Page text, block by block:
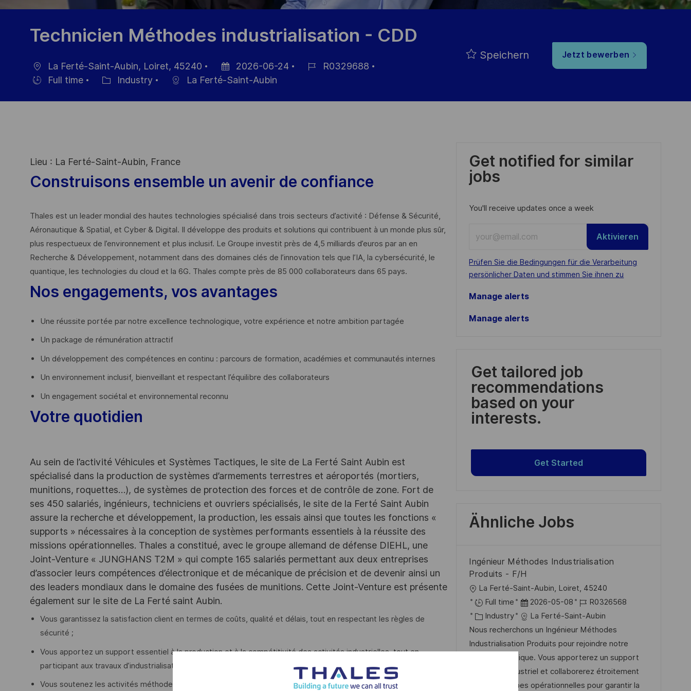
Technicien Méthodes industrialisation - CDD
Ort
La Ferté-Saint-Aubin, Loiret, 45240
Datum
Veröffentlichung
2026-06-24
R0329688
Full time
Industry La Ferté-Saint-Aubin
Speichern Jetzt bewerben
Lieu : La Ferté-Saint-Aubin, France
Construisons ensemble un avenir de confiance
Thales est un leader mondial des hautes technologies spécialisé dans trois secteurs d’activité : Défense & Sécurité,
Aéronautique & Spatial, et Cyber & Digital. Il développe des produits et solutions qui contribuent à un monde plus sûr,
plus respectueux de l’environnement et plus inclusif. Le Groupe investit près de 4,5 milliards d’euros par an en
Recherche & Développement, notamment dans des domaines clés de l’innovation tels que l’IA, la cybersécurité, le
quantique, les technologies du cloud et la 6G. Thales compte près de 85 000 collaborateurs dans 65 pays. ​
Nos engagements, vos avantages
Une réussite portée par notre excellence technologique, votre expérience et notre ambition partagée
Un package de rémunération attractif
Un développement des compétences en continu : parcours de formation, académies et communautés internes
Un environnement inclusif, bienveillant et respectant l’équilibre des collaborateurs
Un engagement sociétal et environnemental reconnu
Votre quotidien
Au sein de l’activité Véhicules et Systèmes Tactiques, le site de La Ferté Saint Aubin est
spécialisé dans la production de systèmes d’armements terrestres et aéroportés (mortiers,
munitions, roquettes…), de systèmes de protection des forces et de contrôle de zone. Fort de
ses 450 salariés, ingénieurs, techniciens et ouvriers spécialisés, le site de la Ferté Saint Aubin
assure la recherche et développement, la production, les essais ainsi que toutes les fonctions «
supports » nécessaires à la conception de systèmes performants essentiels à la réussite des
missions opérationnelles. Thales a constitué, avec le groupe allemand de défense DIEHL, une
Joint-Venture « JUNGHANS T2M » qui compte 165 salariés permettant aux deux entreprises
d’associer leurs compétences d’électronique et de mécanique de précision et de devenir ainsi un
des leaders mondiaux dans le domaine des fusées de munitions. Cette Joint-Venture est présente
également sur le site de La Ferté saint Aubin.
Vous garantissez la satisfaction client en termes de coûts, qualité et délais, tout en respectant les règles de
sécurité ;
Vous apportez un support essentiel à la production et à la compétitivité des activités industrielles, tout en
participant aux travaux d’industrialisation des produits ;
Vous soutenez les activités méthodes dans l’intégration et les tests des produits ou systèmes, en collaboration
Get notified for similar
jobs
You'll receive updates once a week
Email
address
(Required)
Required
Prüfen Sie die Bedingungen für die Verarbeitung
persönlicher Daten und stimmen Sie ihnen zu
Aktivieren
Manage alerts
Manage alerts
Get tailored job
recommendations
based on your
interests.
Get Started
Ähnliche Jobs
Ingénieur Méthodes Industrialisation
Produits - F/H
O
r
t
La Ferté-Saint-Aubin, Loiret, 45240
Full time
D
a
t
u
m
d
e
2026-05-08
J
o
b
-
I
D
R0326568
K
a
t
Industry
La Ferté-Saint-Aubin
Nous recherchons un Ingénieur Méthodes
Industrialisation Produits pour rejoindre notre
équipe dynamique. Vous apporterez un support
technique industriel et collaborerez étroitement
avec les équipes opérationnelles pour garantir la